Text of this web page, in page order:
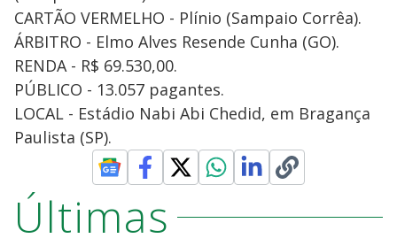
CARTÃO VERMELHO - Plínio (Sampaio Corrêa).
ÁRBITRO - Elmo Alves Resende Cunha (GO).
RENDA - R$ 69.530,00.
PÚBLICO - 13.057 pagantes.
LOCAL - Estádio Nabi Abi Chedid, em Bragança
Paulista (SP).
Últimas